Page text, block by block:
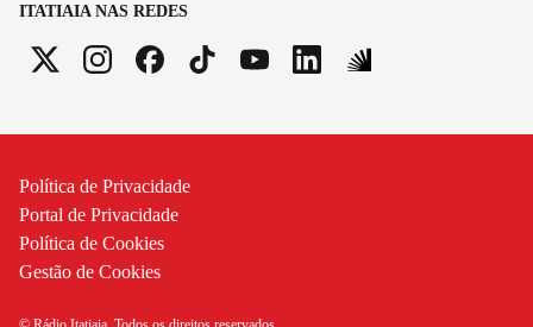
ITATIAIA NAS REDES
Política de Privacidade
Portal de Privacidade
Política de Cookies
Gestão de Cookies